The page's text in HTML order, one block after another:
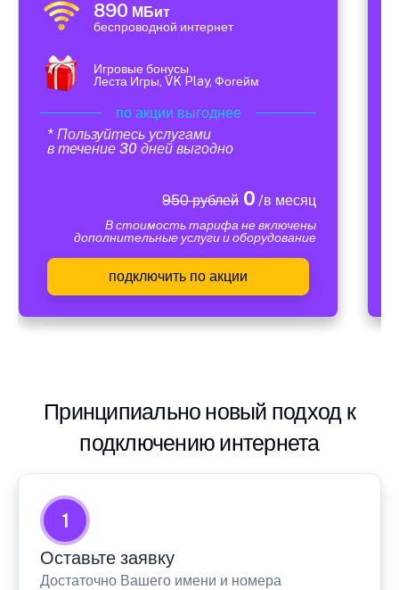
890 МБит
беспроводной интернет
Игровые бонусы
Леста Игры, VK Play, Фогейм
по акции выгоднее
* Пользуйтесь услугами
в течение 30 дней выгодно
950 рублей0 /в месяц
В стоимость тарифа не включены
дополнительные услуги и оборудование
подключить по акции
Принципиально новый подход к
подключению интернета
1
Оставьте заявку
Достаточно Вашего имени и номера